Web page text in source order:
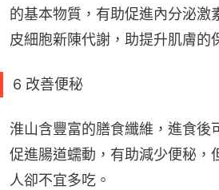
的基本物質，有助促進內分泌激
皮細胞新陳代謝，助提升肌膚的
6 改善便秘
淮山含豐富的膳食纖維，進食後
促進腸道蠕動，有助減少便秘，
人卻不宜多吃。